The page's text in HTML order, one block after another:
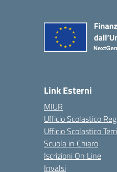
Link Esterni
MIUR
Ufficio Scolastico
Ufficio Scolastico
Scuola in Chiaro
Iscrizioni On Line
Invalsi